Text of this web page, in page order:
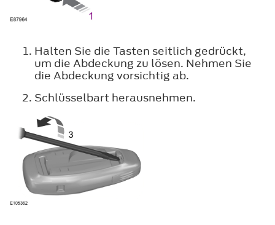
Halten Sie die Tasten seitlich gedrückt,
um die Abdeckung zu lösen. Nehmen Sie
die Abdeckung vorsichtig ab.
Schlüsselbart herausnehmen.